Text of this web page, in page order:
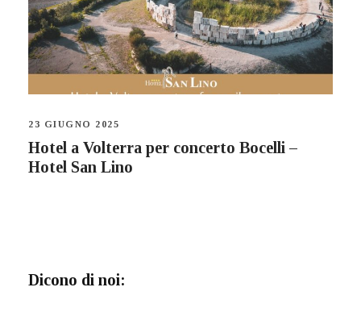
23 GIUGNO 2025
Hotel a Volterra per concerto Bocelli –
Hotel San Lino
Dicono di noi: